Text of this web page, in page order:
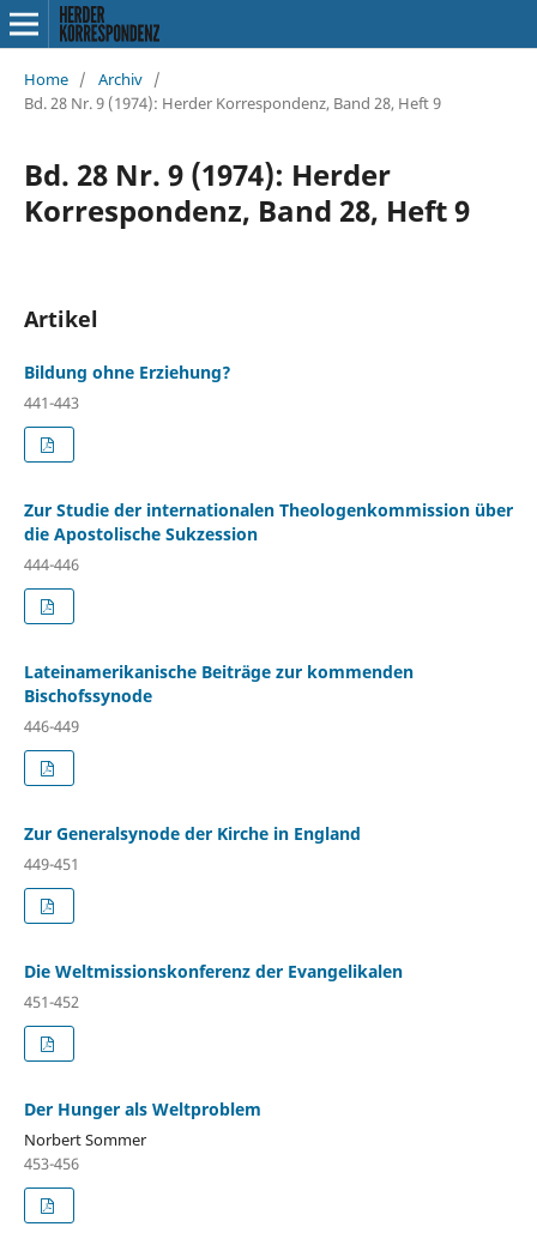
Home / Archiv /
Bd. 28 Nr. 9 (1974): Herder Korrespondenz, Band 28, Heft 9
Bd. 28 Nr. 9 (1974): Herder
Korrespondenz, Band 28, Heft 9
Artikel
Bildung ohne Erziehung?
441-443
Zur Studie der internationalen Theologenkommission über
die Apostolische Sukzession
444-446
Lateinamerikanische Beiträge zur kommenden
Bischofssynode
446-449
Zur Generalsynode der Kirche in England
449-451
Die Weltmissionskonferenz der Evangelikalen
451-452
Der Hunger als Weltproblem
Norbert Sommer
453-456